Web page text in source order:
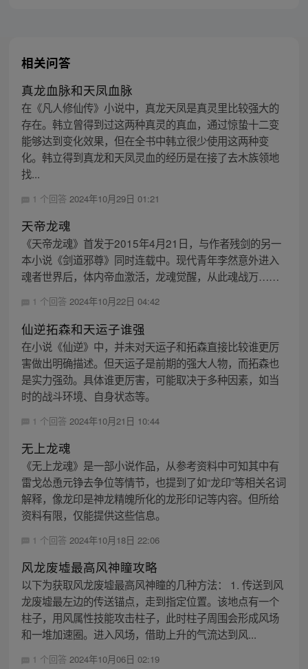
相关问答
真龙血脉和天凤血脉
在《凡人修仙传》小说中，真龙天凤是真灵里比较强大的
存在。韩立曾得到过这两种真灵的真血，通过惊蛰十二变
能够达到变化效果，但在全书中韩立很少使用这两种变
化。韩立得到真龙和天凤灵血的经历是在接了去木族领地
找...
1 个回答 2024年10月29日 01:21
天帝龙魂
《天帝龙魂》首发于2015年4月21日，与作者残剑的另一
本小说《剑道邪尊》同时连载中。现代青年李然意外进入
魂者世界后，体内帝血激活，龙魂觉醒，从此魂战万……
1 个回答 2024年10月22日 04:42
仙逆拓森和天运子谁强
在小说《仙逆》中，并未对天运子和拓森直接比较谁更厉
害做出明确描述。但天运子是前期的强大人物，而拓森也
是实力强劲。具体谁更厉害，可能取决于多种因素，如当
时的战斗环境、自身状态等。
1 个回答 2024年10月21日 10:44
无上龙魂
《无上龙魂》是一部小说作品，从参考资料中可知其中有
雷戈怂恿元铮去争位等情节，也提到了如“龙印”等相关名词
解释，像龙印是神龙精魄所化的龙形印记等内容。但所给
资料有限，仅能提供这些信息。
1 个回答 2024年10月18日 22:06
风龙废墟最高风神瞳攻略
以下为获取风龙废墟最高风神瞳的几种方法： 1. 传送到风
龙废墟最左边的传送锚点，走到指定位置。该地点有一个
柱子，用风属性技能攻击柱子，此时柱子周围会形成风场
和一堆加速圈。进入风场，借助上升的气流达到风...
1 个回答 2024年10月06日 02:19